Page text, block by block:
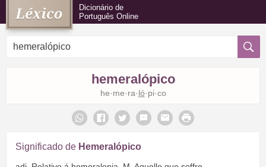
Dicionário de
Português Online
hemeralópico
he·me·ra·ló·pi·co
Significado de Hemeralópico